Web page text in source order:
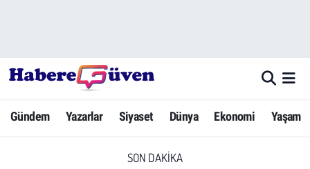
Gündem Yazarlar Siyaset Dünya Ekonomi Yaşam
SON DAKIKA
Yazarlar
Dünya
Hava Durumu
Trafik Durumu
Süper Lig Puan Durumu ve Fikstür